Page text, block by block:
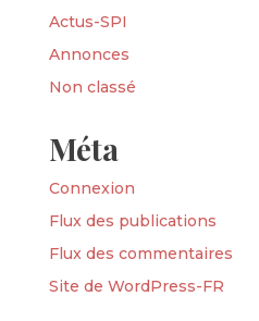
Actus-SPI
Annonces
Non classé
Méta
Connexion
Flux des publications
Flux des commentaires
Site de WordPress-FR